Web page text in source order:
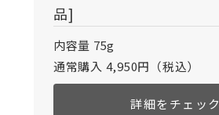
品]
内容量 75g
通常購入 4,950円（税込）
詳細をチェック